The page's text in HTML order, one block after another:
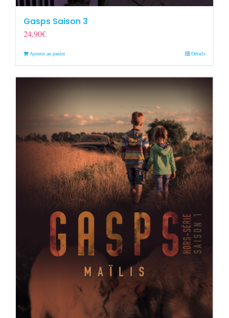
Gasps Saison 3
24,90€
Ajouter au panier Détails